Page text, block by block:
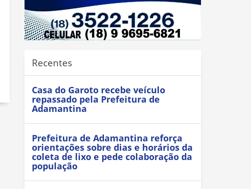
Recentes
Casa do Garoto recebe veículo
repassado pela Prefeitura de
Adamantina
Prefeitura de Adamantina reforça
orientações sobre dias e horários da
coleta de lixo e pede colaboração da
população